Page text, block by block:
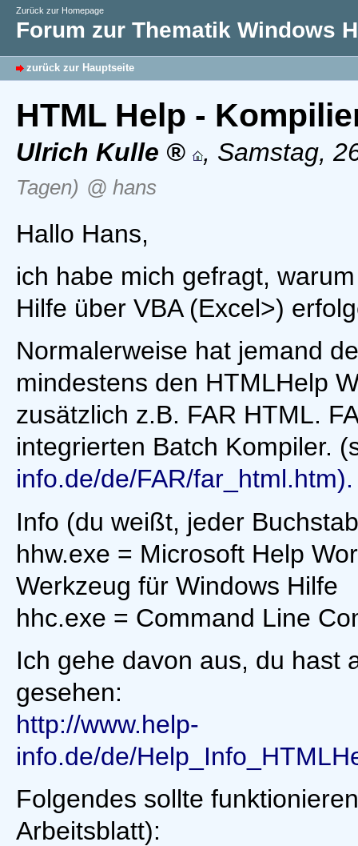
Zurück zur Homepage
Forum zur Thematik Windows
zurück zur Hauptseite
HTML Help -
Ulrich Kulle , Samstag,
Tagen) @ hans
Hallo Hans,
ich habe mich gefragt,
Hilfe über VBA (Excel>)
Normalerweise hat jemand
mindestens den HTMLHelp
zusätzlich z.B. FAR HTML.
integrierten Batch Kompiler.
info.de/de/FAR/far_html.htm).
Info (du weißt, jeder
hhw.exe = Microsoft Help
Werkzeug für Windows Hilfe
hhc.exe = Command Line
Ich gehe davon aus, du hast
gesehen:
http://www.help-
info.de/de/
Folgendes sollte
Arbeitsblatt):